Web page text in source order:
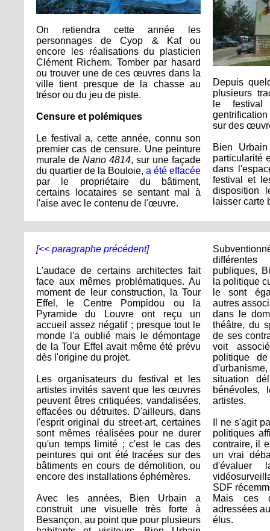
On retiendra cette année les
personnages de Cyop & Kaf ou
encore les réalisations du plasticien
Clément Richem. Tomber par hasard
ou trouver une de ces œuvres dans la
ville tient presque de la chasse au
trésor ou du jeu de piste.
Censure et polémiques
Le festival a, cette année, connu son
premier cas de censure. Une peinture
murale de Nano 4814, sur une façade
du quartier de la Bouloie, a été effacée
par le propriétaire du bâtiment,
certains locataires se sentant mal à
l'aise avec le contenu de l'œuvre.
Depuis
plusieurs
le
sur des
Bien
particularité
dans
festival et
disposition
laisser carte
[<< paragraphe précédent]
L'audace de certains architectes fait
face aux mêmes problématiques. Au
moment de leur construction, la Tour
Effel, le Centre Pompidou ou la
Pyramide du Louvre ont reçu un
accueil assez négatif ; presque tout le
monde l'a oublié mais le démontage
de la Tour Effel avait même été prévu
dès l'origine du projet.
Les organisateurs du festival et les
artistes invités savent que les œuvres
peuvent êtres critiquées, vandalisées,
effacées ou détruites. D'ailleurs, dans
l'esprit original du street-art, certaines
sont mêmes réalisées pour ne durer
qu'un temps limité ; c'est le cas des
peintures qui ont été tracées sur des
bâtiments en cours de démolition, ou
encore des installations éphémères.
Avec les années, Bien Urbain a
construit une visuelle très forte à
Besançon, au point que pour plusieurs
publiques,
la politique
le sont
autres
dans le
théâtre, du
de ses
voit
politique
situation
bénévoles,
artistes.
Il ne s'agit
politiques
contraire, il
un vrai
d'évaluer
SDF
Mais ces
adressées
élus.